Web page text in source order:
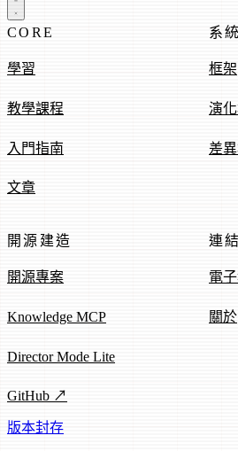
CORE
學習
教學課程
入門指南
文章
系統
框架
演
差
開源建造
開源專案
Knowledge MCP
Director Mode Lite
GitHub ↗
連結
電
關於
版本封存